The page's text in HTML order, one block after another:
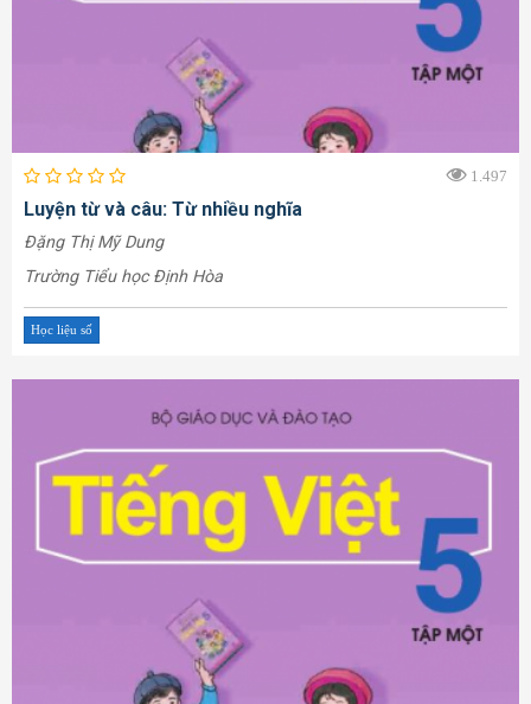
1.497
Luyện từ và câu: Từ nhiều nghĩa
Đặng Thị Mỹ Dung
Trường Tiểu học Định Hòa
Học liệu số